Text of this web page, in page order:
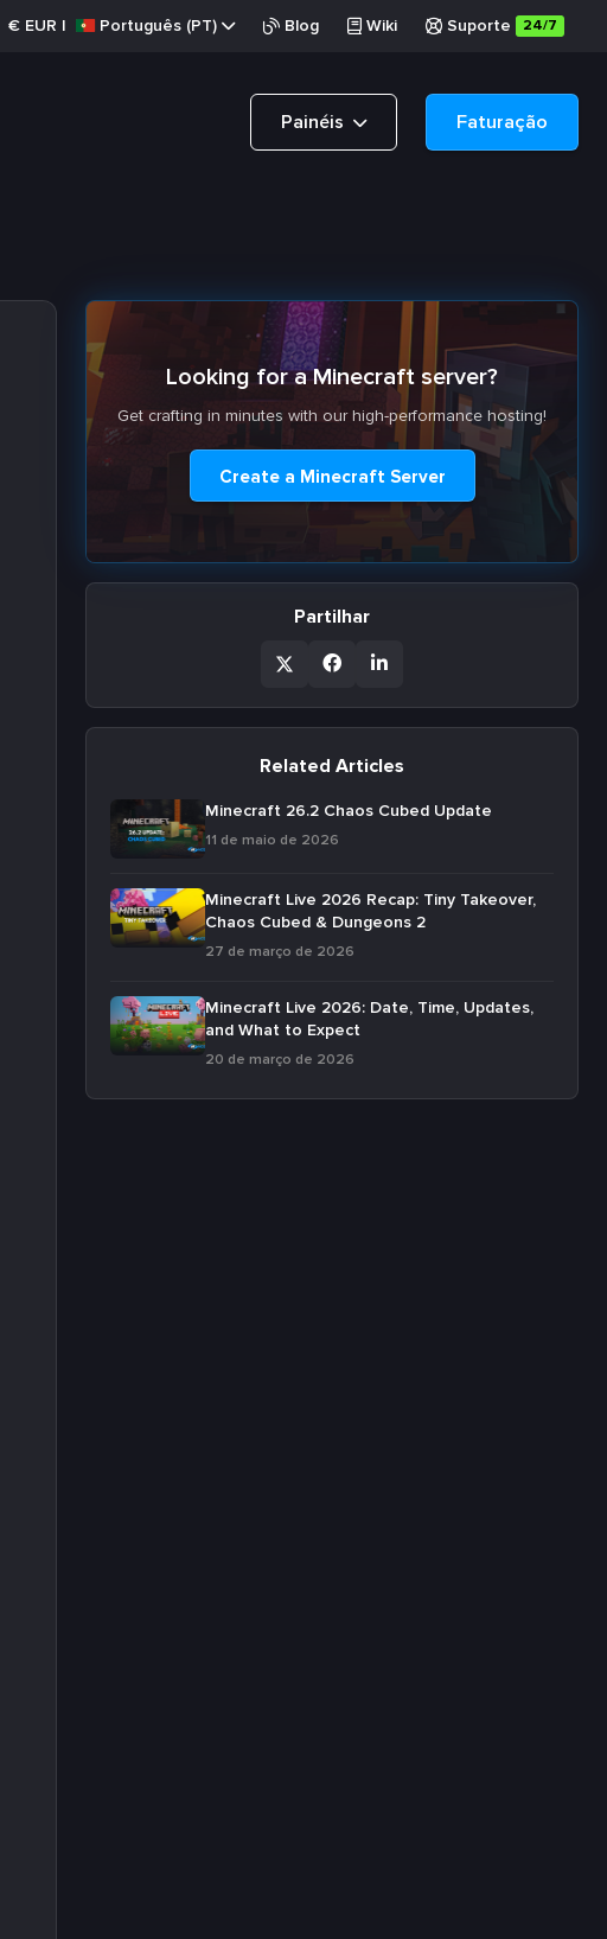
€ EUR | Português (PT) Blog Wiki Suporte 24/7
Painéis Faturação
Looking for a Minecraft server?
Get crafting in minutes with our high-performance hosting!
Create a Minecraft Server
Partilhar
Related Articles
Minecraft 26.2 Chaos Cubed Update
11 de maio de 2026
Minecraft Live 2026 Recap: Tiny Takeover,
Chaos Cubed & Dungeons 2
27 de março de 2026
Minecraft Live 2026: Date, Time, Updates,
and What to Expect
20 de março de 2026